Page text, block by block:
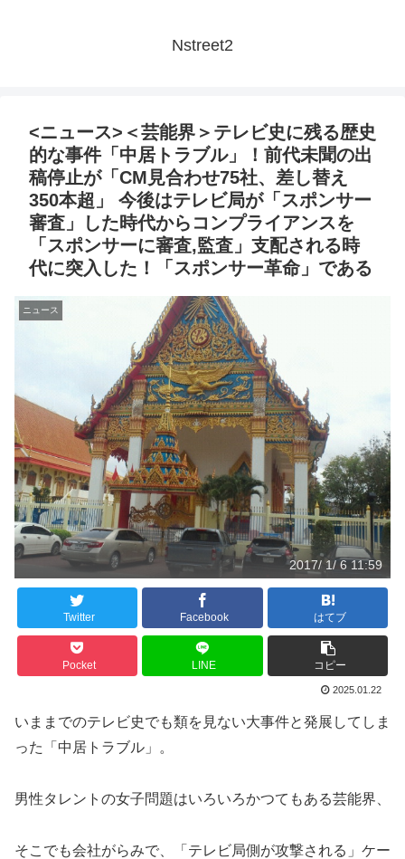
Nstreet2
<ニュース>＜芸能界＞テレビ史に残る歴史
的な事件「中居トラブル」！前代未聞の出
稿停止が「CM見合わせ75社、差し替え
350本超」 今後はテレビ局が「スポンサー
審査」した時代からコンプライアンスを
「スポンサーに審査,監査」支配される時
代に突入した！「スポンサー革命」である
ニュース
2017/ 1/ 6 11:59
Twitter Facebook はてブ
Pocket LINE コピー
2025.01.22
いままでのテレビ史でも類を見ない大事件と発展してしま
った「中居トラブル」。
男性タレントの女子問題はいろいろかつてもある芸能界、
そこでも会社がらみで、「テレビ局側が攻撃される」ケー